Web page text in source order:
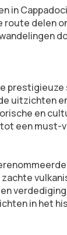
in
delen
prestigieuze
uitzichten
en
een
in het